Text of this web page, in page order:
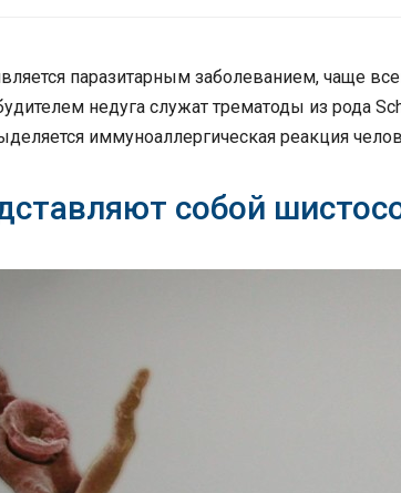
паразитарным заболеванием, чаще
недуга служат трематоды из рода
иммуноаллергическая реакция
собой